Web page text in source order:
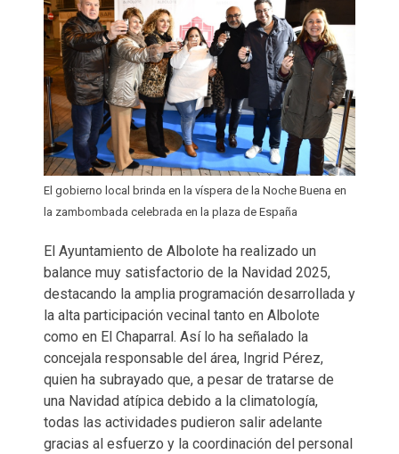
El gobierno local brinda en la víspera de la Noche Buena en
la zambombada celebrada en la plaza de España
El Ayuntamiento de Albolote ha realizado un
balance muy satisfactorio de la Navidad 2025,
destacando la amplia programación desarrollada y
la alta participación vecinal tanto en Albolote
como en El Chaparral. Así lo ha señalado la
concejala responsable del área, Ingrid Pérez,
quien ha subrayado que, a pesar de tratarse de
una Navidad atípica debido a la climatología,
todas las actividades pudieron salir adelante
gracias al esfuerzo y la coordinación del personal